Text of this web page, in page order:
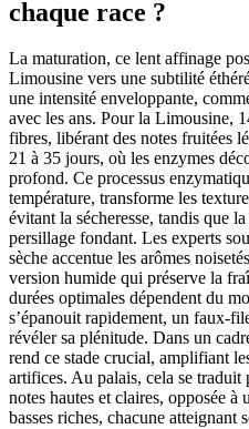
chaque race ?
La maturation, ce lent affinage
Limousine vers une subtilité
une intensité enveloppante,
avec les ans. Pour la Limousine,
fibres, libérant des notes fruitées
21 à 35 jours, où les enzymes
profond. Ce processus
température, transforme les
évitant la sécheresse, tandis que
persillage fondant. Les experts
sèche accentue les arômes
version humide qui préserve la
durées optimales dépendent du
s’épanouit rapidement, un faux-
révéler sa plénitude. Dans un
rend ce stade crucial, amplifiant
artifices. Au palais, cela se
notes hautes et claires, opposée
basses riches, chacune atteignant